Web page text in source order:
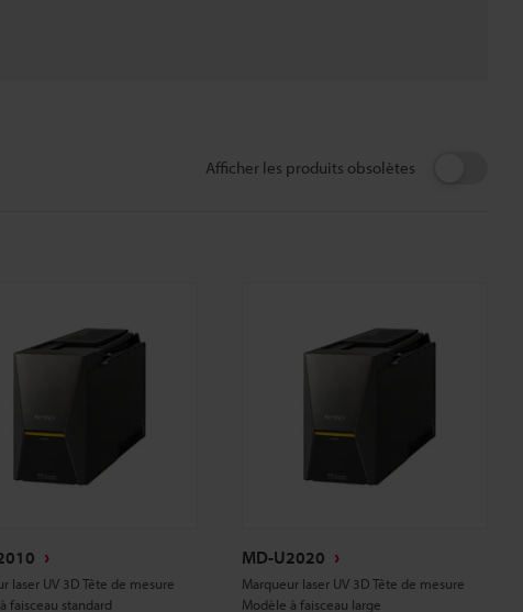
Afficher les produits obsolètes
laser UV 3D Tête de mesure
faisceau standard
MD-U2020
Marqueur laser UV 3D Tête de mesure
Modèle à faisceau large